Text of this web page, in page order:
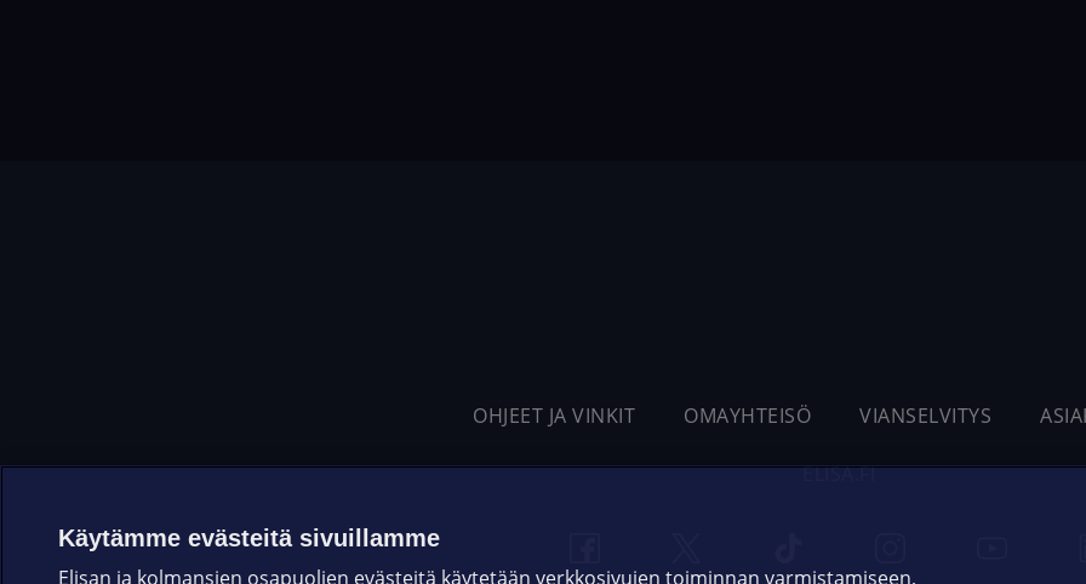
OHJEET JA VINKIT OMAYHTEISÖ VIANSELVITYS
ELISA.FI
Käytämme evästeitä sivuillamme
Elisan ja kolmansien osapuolien evästeitä käytetään verkkosivujen toiminnan varmistamiseen,